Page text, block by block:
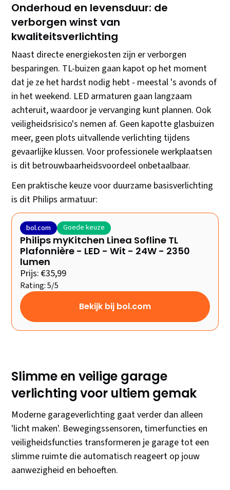
Onderhoud en levensduur: de
verborgen winst van
kwaliteitsverlichting
Naast directe energiekosten zijn er verborgen
besparingen. TL-buizen gaan kapot op het moment
dat je ze het hardst nodig hebt - meestal 's avonds of
in het weekend. LED armaturen gaan langzaam
achteruit, waardoor je vervanging kunt plannen. Ook
veiligheidsrisico's nemen af. Geen kapotte glasbuizen
meer, geen plots uitvallende verlichting tijdens
gevaarlijke klussen. Voor professionele werkplaatsen
is dit betrouwbaarheidsvoordeel onbetaalbaar.
Een praktische keuze voor duurzame basisverlichting
is dit Philips armatuur:
bol.com Goede keuze
Philips myKitchen Linea Sofline TL
Plafonnière - LED - Wit - 24W - 2350
lumen
Prijs: €35,99
Rating: 5/5
Bekijk bij bol.com
Slimme en veilige garage
verlichting voor ultiem gemak
Moderne garageverlichting gaat verder dan alleen
'licht maken'. Bewegingssensoren, timerfuncties en
veiligheidsfuncties transformeren je garage tot een
slimme ruimte die automatisch reageert op jouw
aanwezigheid en behoeften.